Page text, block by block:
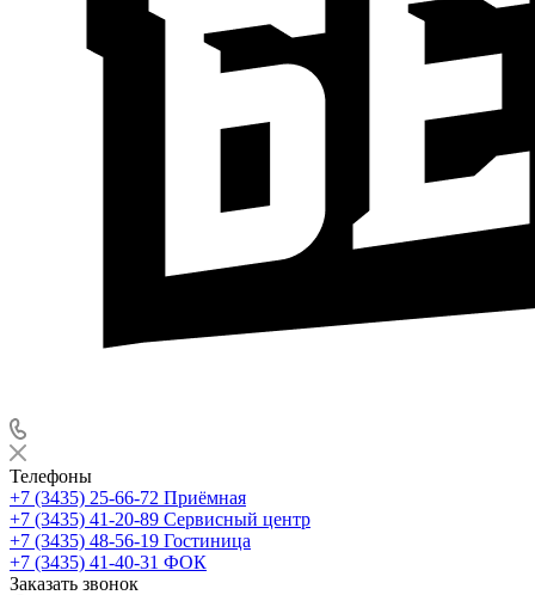
Телефоны
+7 (3435) 25-66-72 Приёмная
+7 (3435) 41-20-89 Сервисный центр
+7 (3435) 48-56-19 Гостиница
+7 (3435) 41-40-31 ФОК
Заказать звонок